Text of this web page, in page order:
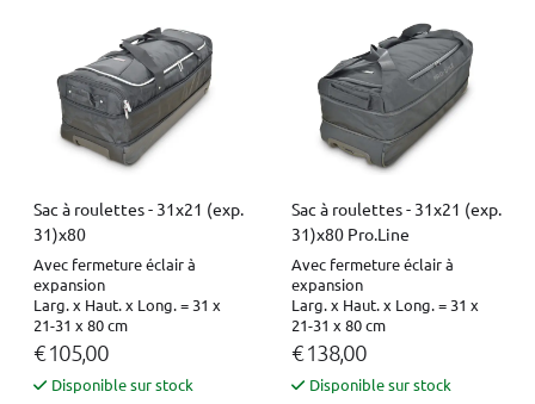
Sac à roulettes - 31x21 (exp.
31)x80
Avec fermeture éclair à
expansion
Larg. x Haut. x Long. = 31 x
21-31 x 80 cm
€ 105,00
Disponible sur stock
Sac à roulettes - 31x21 (exp.
31)x80 Pro.Line
Avec fermeture éclair à
expansion
Larg. x Haut. x Long. = 31 x
21-31 x 80 cm
€ 138,00
Disponible sur stock